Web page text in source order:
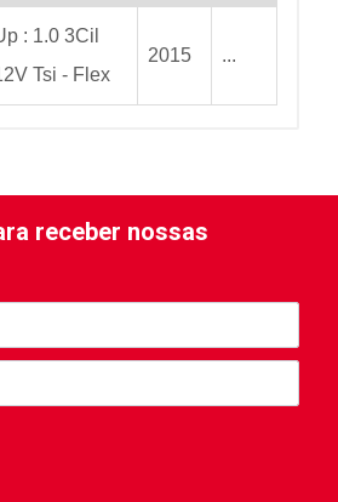
: 1.0 3Cil
Tsi - Flex
2015 ...
receber nossas